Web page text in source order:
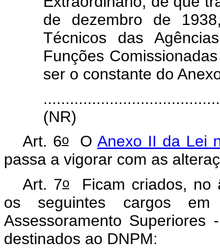
de dezembro de
Técnicos das
Funções
ser o constante do
(NR)
Art. 6oOAnexo II da Lei
passa a vigorar com as
Art. 7oFicam criados, no
os seguintes cargos em
Assessoramento
destinados ao DNPM: